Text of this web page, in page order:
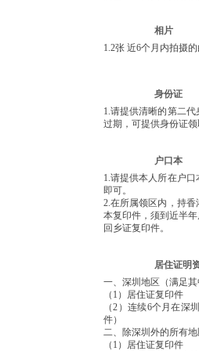
相片
1.2张 近6个月内拍摄的
身份证
1.请提供清晰的第二
过期，可提供身份证
户口本
1.请提供本人所在户
即可。
2.在所属领区内，持
本复印件，须到近半
回乡证复印件。
居住证明
一、深圳地区（满足其
（1）居住证复印件
（2）连续6个月在深
件）
二、除深圳外的所有
（1）居住证复印件